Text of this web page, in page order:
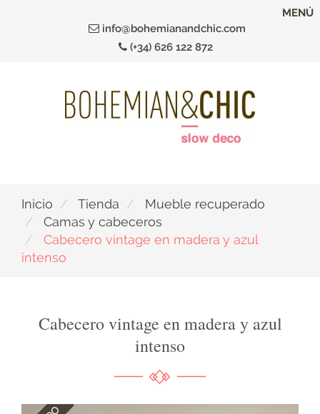
info@bohemianandchic.com
(+34) 626 122 872
MENÚ
Inicio Tienda
Mueble recuperado
Camas y cabeceros
Cabecero vintage en madera y azul
intenso
Cabecero vintage en madera y azul
intenso